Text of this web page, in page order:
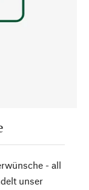
- all
unser